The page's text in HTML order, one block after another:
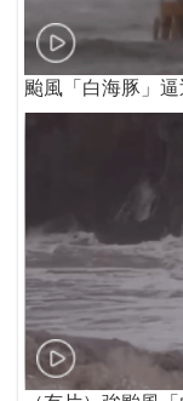
颱風「白海豚」